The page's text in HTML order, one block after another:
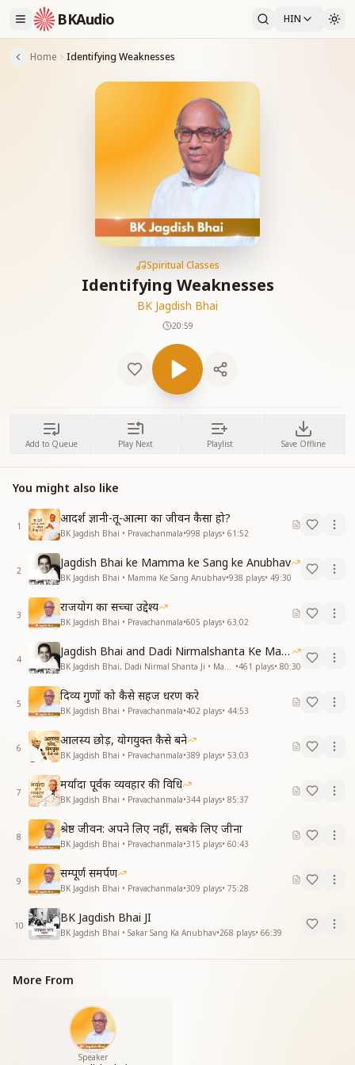
BKAudio HIN
Home Identifying Weaknesses
Spiritual Classes
Identifying Weaknesses
BK Jagdish Bhai
20:59
Add to Queue Play Next Playlist Save Offline
You might also like
1
आदर्श ज्ञानी-तू-आत्मा का जीवन कैसा हो?
BK Jagdish Bhai • Pravachanmala•998 plays• 61:52
2
Jagdish Bhai ke Mamma ke Sang ke Anubhav
BK Jagdish Bhai • Mamma Ke Sang Anubhav•938 plays• 49:30
3
राजयोग का सच्चा उद्देश्य
BK Jagdish Bhai • Pravachanmala•605 plays• 63:02
4
Jagdish Bhai and Dadi Nirmalshanta Ke Mamma Ke Saath Ke Anubhav
•461 plays• 80:30
5
दिव्य गुणों को कैसे सहज धरण करे
BK Jagdish Bhai • Pravachanmala•402 plays• 44:53
6
आलस्य छोड़, योगयुक्त कैसे बने
BK Jagdish Bhai • Pravachanmala•389 plays• 53:03
7
मर्यादा पूर्वक व्यवहार की विधि
BK Jagdish Bhai • Pravachanmala•344 plays• 85:37
8
श्रेष्ठ जीवन: अपने लिए नहीं, सबके लिए जीना
BK Jagdish Bhai • Pravachanmala•315 plays• 60:43
9
सम्पूर्ण समर्पण
BK Jagdish Bhai • Pravachanmala•309 plays• 75:28
10
BK Jagdish Bhai JI
BK Jagdish Bhai • Sakar Sang Ka Anubhav•268 plays• 66:39
More From
Speaker